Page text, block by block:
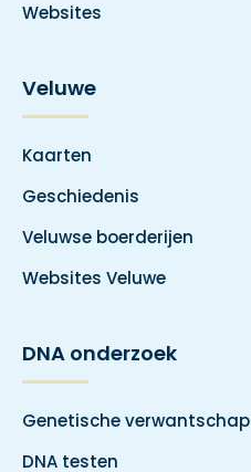
Websites
Veluwe
Kaarten
Geschiedenis
Veluwse boerderijen
Websites Veluwe
DNA onderzoek
Genetische verwantschap
DNA testen